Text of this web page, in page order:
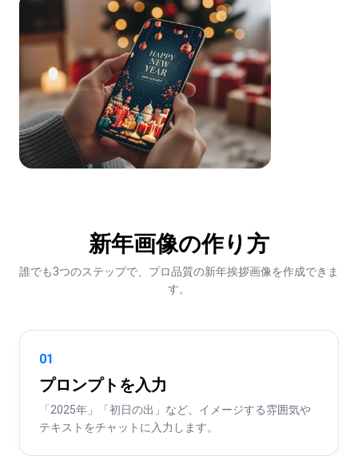
新年画像の作り方
誰でも3つのステップで、プロ品質の新年挨拶画像を作成できま
す。
01
プロンプトを入力
「2025年」「初日の出」など、イメージする雰囲気や
テキストをチャットに入力します。